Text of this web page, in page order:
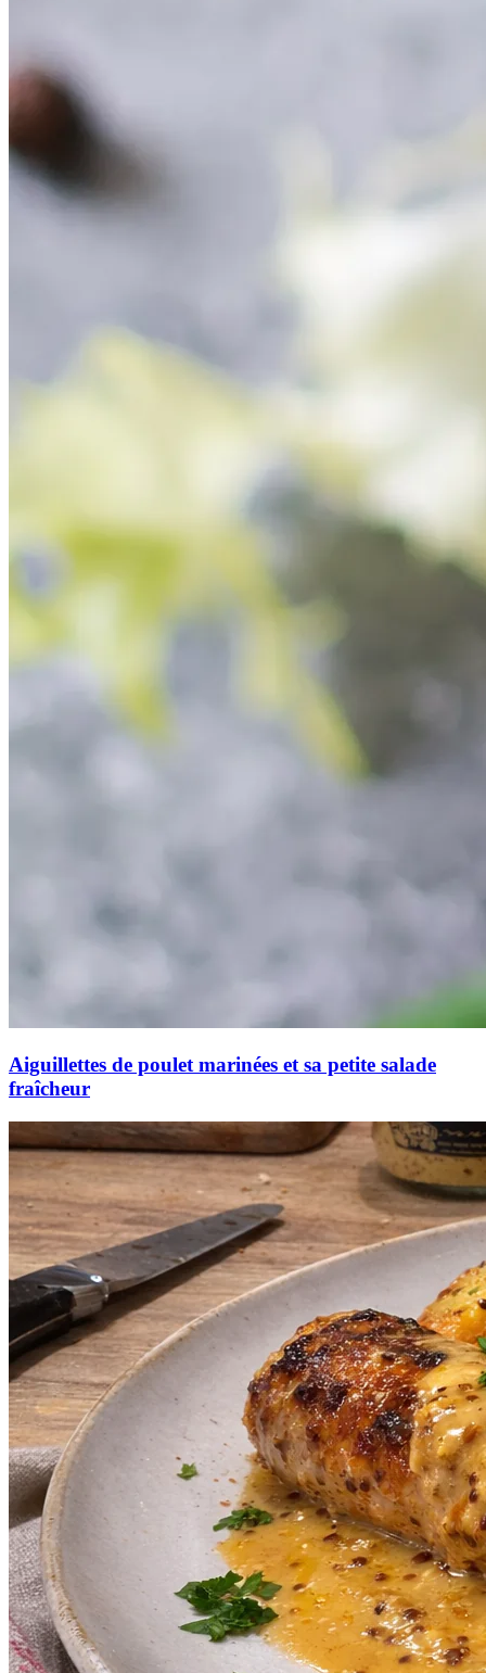
Aiguillettes de poulet marinées et sa petite salade
fraîcheur